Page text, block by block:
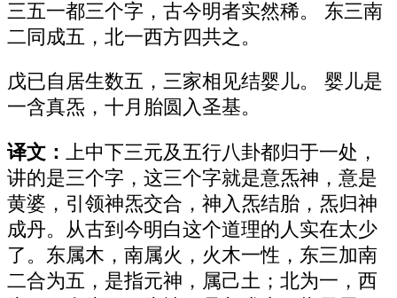
三五一都三个字，古今明者实然稀。 东三南
二同成五，北一西方四共之。
戊已自居生数五，三家相见结婴儿。 婴儿是
一含真炁，十月胎圆入圣基。
译文： 上中下三元及五行八卦都归于一处，
讲的是三个字，这三个字就是意炁神，意是
黄婆，引领神炁交合，神入炁结胎，炁归神
成丹。从古到今明白这个道理的人实在太少
了。东属木，南属火，火木一性，东三加南
二合为五，是指元神，属己土；北为一，西